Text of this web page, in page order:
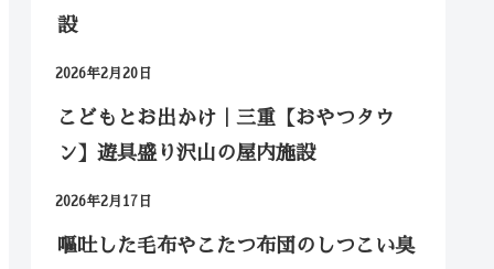
設
2026年2月20日
こどもとお出かけ｜三重【おやつタウ
ン】遊具盛り沢山の屋内施設
2026年2月17日
嘔吐した毛布やこたつ布団のしつこい臭